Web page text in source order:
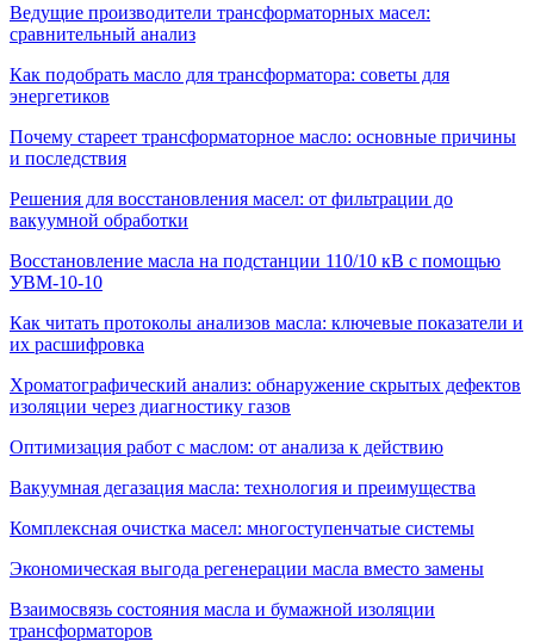
Ведущие производители трансформаторных масел:
сравнительный анализ
Как подобрать масло для трансформатора: советы для
энергетиков
Почему стареет трансформаторное масло: основные причины
и последствия
Решения для восстановления масел: от фильтрации до
вакуумной обработки
Восстановление масла на подстанции 110/10 кВ с помощью
УВМ-10-10
Как читать протоколы анализов масла: ключевые показатели и
их расшифровка
Хроматографический анализ: обнаружение скрытых дефектов
изоляции через диагностику газов
Оптимизация работ с маслом: от анализа к действию
Вакуумная дегазация масла: технология и преимущества
Комплексная очистка масел: многоступенчатые системы
Экономическая выгода регенерации масла вместо замены
Взаимосвязь состояния масла и бумажной изоляции
трансформаторов